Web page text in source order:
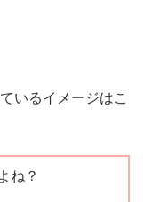
いるイメージはこ
ね？